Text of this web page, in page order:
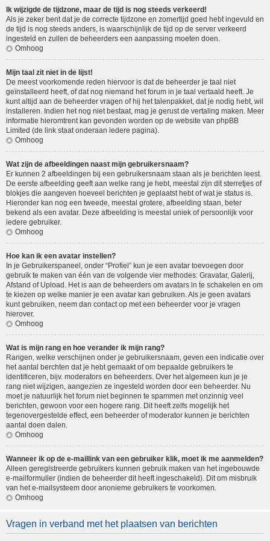
Ik wijzigde de tijdzone, maar de tijd is nog steeds verkeerd!
Als je zeker bent dat je de correcte tijdzone en zomertijd goed hebt ingevuld en
de tijd is nog steeds anders, is waarschijnlijk de tijd op de server verkeerd
ingesteld en zullen de beheerders een aanpassing moeten doen.
Omhoog
Mijn taal zit niet in de lijst!
De meest voorkomende reden hiervoor is dat de beheerder je taal niet
geïnstalleerd heeft, of dat nog niemand het forum in je taal vertaald heeft. Je
kunt altijd aan de beheerder vragen of hij het talenpakket, dat je nodig hebt, wil
installeren. Indien het nog niet bestaat, mag je gerust de vertaling maken. Meer
informatie hieromtrent kan gevonden worden op de website van phpBB
Limited (de link staat onderaan iedere pagina).
Omhoog
Wat zijn de afbeeldingen naast mijn gebruikersnaam?
Er kunnen 2 afbeeldingen bij een gebruikersnaam staan als je berichten leest.
De eerste afbeelding geeft aan welke rang je hebt, meestal zijn dit sterretjes of
blokjes die aangeven hoeveel berichten je geplaatst hebt of wat je status is.
Hieronder kan nog een tweede, meestal grotere, afbeelding staan, beter
bekend als een avatar. Deze afbeelding is meestal uniek of persoonlijk voor
iedere gebruiker.
Omhoog
Hoe kan ik een avatar instellen?
In je Gebruikerspaneel, onder “Profiel” kun je een avatar toevoegen door
gebruik te maken van één van de volgende vier methodes: Gravatar, Galerij,
Afstand of Upload. Het is aan de beheerders om avatars in te schakelen en om
te kiezen op welke manier je een avatar kan gebruiken. Als je geen avatars
kunt gebruiken, neem dan contact op met een beheerder voor je vragen
hierover.
Omhoog
Wat is mijn rang en hoe verander ik mijn rang?
Rangen, welke verschijnen onder je gebruikersnaam, geven een indicatie over
het aantal berchten dat je hebt gemaakt of om bepaalde gebruikers te
identificeren, bijv. moderators en beheerders. Over het algemeen kun je je
rang niet wijzigen, aangezien ze ingesteld worden door een beheerder. Nu
moet je natuurlijk het forum niet beginnen te spammen met onzinnig veel
berichten, gewoon voor een hogere rang. Dit heeft zelfs mogelijk het
tegenovergestelde effect, een beheerder of moderator kunnen je berichten
aantal doen dalen.
Omhoog
Wanneer ik op de e-maillink van een gebruiker klik, moet ik me aanmelden?
Alleen geregistreerde gebruikers kunnen gebruik maken van het ingebouwde
e-mailformulier (indien de beheerder dit heeft ingeschakeld). Dit om misbruik
van het e-mailsysteem door anonieme gebruikers te voorkomen.
Omhoog
Vragen in verband met het plaatsen van berichten